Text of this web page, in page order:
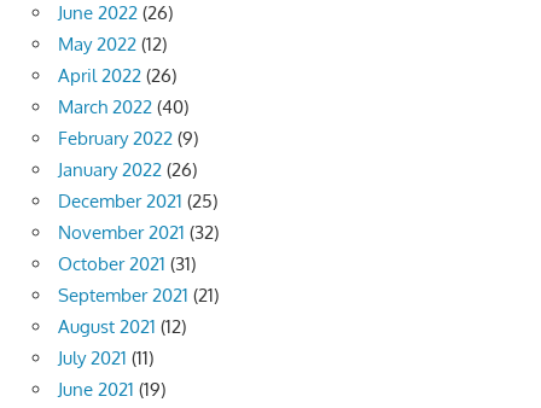
June 2022 (26)
May 2022 (12)
April 2022 (26)
March 2022 (40)
February 2022 (9)
January 2022 (26)
December 2021 (25)
November 2021 (32)
October 2021 (31)
September 2021 (21)
August 2021 (12)
July 2021 (11)
June 2021 (19)